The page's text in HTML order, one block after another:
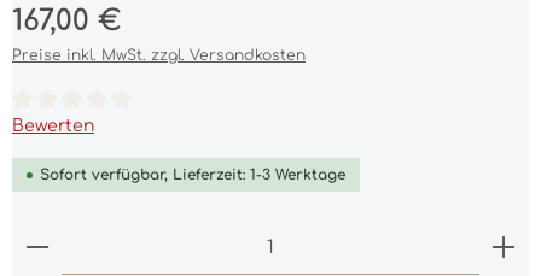
Regulärer Preis:
167,00 €
Preise inkl. MwSt. zzgl. Versandkosten
Durchschnittliche Bewertung von 0 von 5 Sternen
Bewerten
Sofort verfügbar, Lieferzeit: 1-3 Werktage
Produkt Anzahl: Gib den gewünschten Wert